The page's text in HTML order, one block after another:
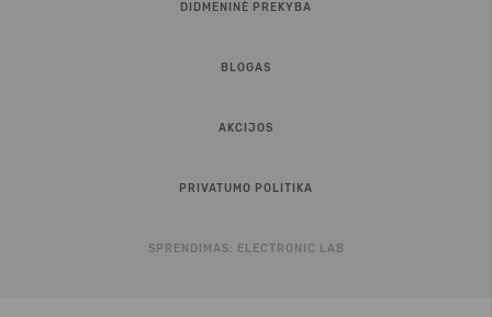
DIDMENINĖ PREKYBA
BLOGAS
AKCIJOS
PRIVATUMO POLITIKA
SPRENDIMAS: ELECTRONIC LAB